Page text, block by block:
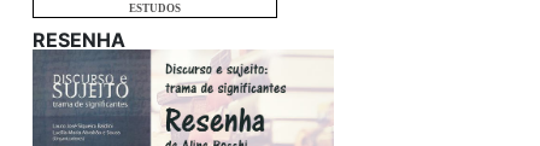
ESTUDOS
RESENHA